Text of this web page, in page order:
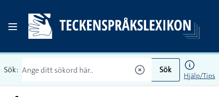
Sök: Sök
Hjälp/Tips